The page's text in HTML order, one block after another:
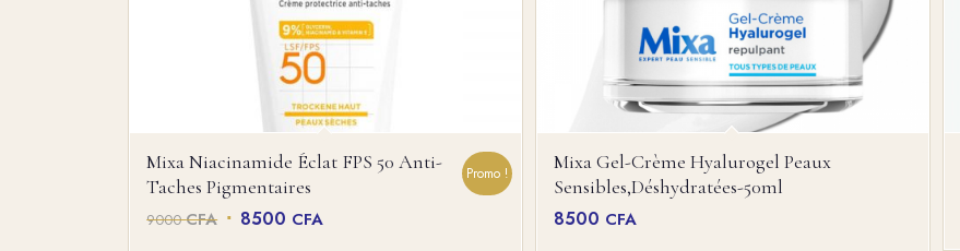
Mixa Niacinamide Éclat FPS 50 Anti-
Taches Pigmentaires
9000CFA Le 8500 CFA
Promo !
Mixa Gel-Crème Hyalurogel Peaux
Sensibles,déshydratées-50ml
8500 CFA